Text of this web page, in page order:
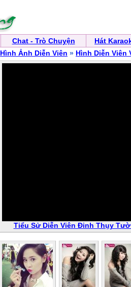
Chat - Trò Chuyện Hát
Hình Ảnh Diễn Viên » Hình Diễn Viên
Tiểu Sử Diễn Viên Đinh Thụy